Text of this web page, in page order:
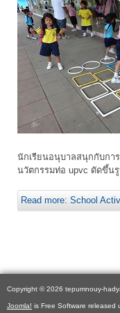
นักเรียนอนุบาลสนุกกับกา
นวัตกรรมท่อ upvc ดัดขึ้น
Read more: School
Copyright © 2026 tepumnouy-
Joomla! is Free Software released